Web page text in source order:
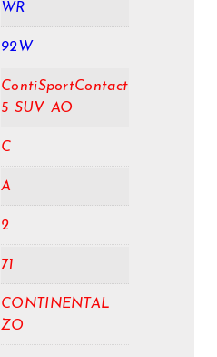
WR
92W
ContiSportContact
5 SUV AO
C
A
2
71
CONTINENTAL
ZO